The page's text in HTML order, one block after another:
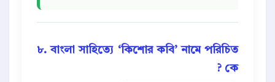
৮. বাংলা সাহিত্যে ‘কিশোর কবি’ নামে পরিচিত
কে ?